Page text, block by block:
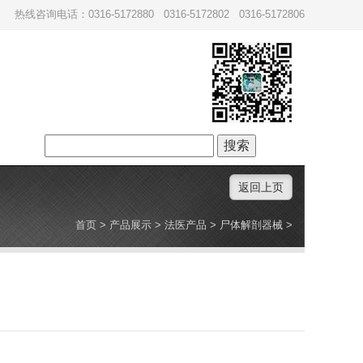
热线咨询电话：0316-5172880 0316-5172802 0316-5172806
索：
返回上页
首页 > 产品展示 > 法医产品 > 尸体解剖器械 >